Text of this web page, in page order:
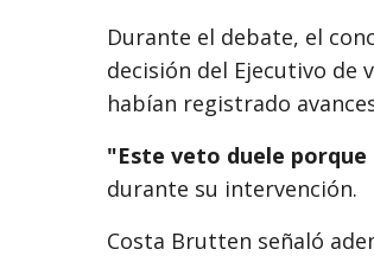
Durante el debate, el
decisión del Ejecutivo de
habían registrado
"Este veto duele
durante su intervención.
Costa Brutten señaló